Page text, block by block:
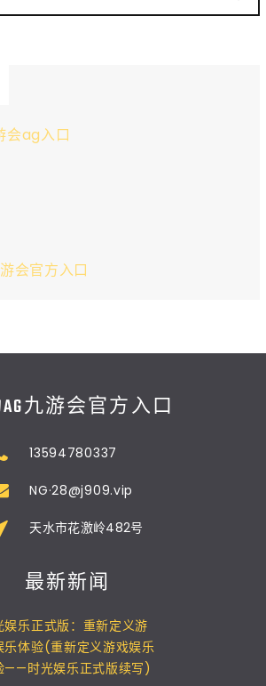
会ag入口
会官方入口
九游会官方入口
13594780337
NG·28@j909.vip
天水市花激岭482号
最新新闻
娱乐正式版：重新定义游
乐体验(重新定义游戏娱乐
——时光娱乐正式版续写)